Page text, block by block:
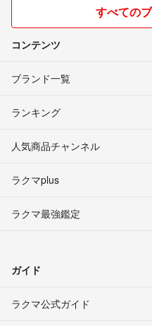
すべての
コンテンツ
ブランド一覧
ランキング
人気商品チャンネル
ラクマplus
ラクマ最強鑑定
ガイド
ラクマ公式ガイド